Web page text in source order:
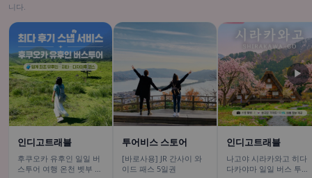
니다.
인디고트래블
후쿠오카 유후인 일일 버
스투어 여행 온천 벳부 유
투어비스 스토어
[바로사용] JR 간사이 와
이드 패스 5일권
인디고트래블
나고야 시라카와고 히다
다카야마 일일 버스 투어
▶